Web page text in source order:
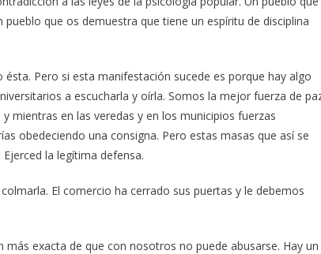
que os demuestra que tiene un espíritu de disciplina
Pero si esta manifestación sucede es porque hay algo
a escucharla y oírla. Somos la mejor fuerza de
mientras en las veredas y en los municipios fuerzas
obedeciendo una consigna. Pero estas masas que así se
la legítima defensa.
El comercio ha cerrado sus puertas y le debemos
exacta de que con nosotros no puede abusarse. Hay un